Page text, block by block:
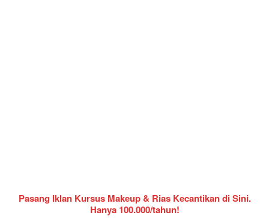
Pasang Iklan Kursus Makeup & Rias Kecantikan di Sini.
Hanya 100.000/tahun!